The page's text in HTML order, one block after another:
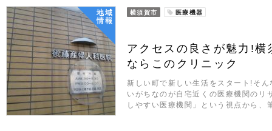
地域
情報
横須賀市 医療機器
アクセスの良さが魅力!
ならこのクリニック
新しい町で新しい生活をスタート!そ
いがちなのが自宅近くの医療機関のリ
しやすい医療機関」という視点から